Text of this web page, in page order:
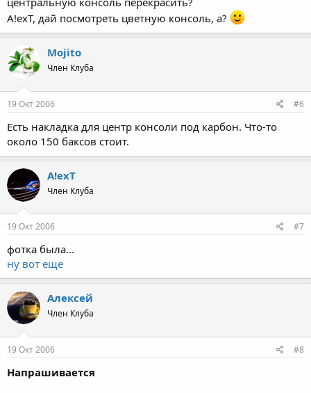
A!exT, дай посмотреть цветную консоль, а?
Mojito
Член Клуба
19 Окт 2006 #6
Есть накладка для центр консоли под карбон. Что-то
около 150 баксов стоит.
A!exT
Член Клуба
19 Окт 2006 #7
фотка была...
ну вот еще
Алексей
Член Клуба
19 Окт 2006 #8
Напрашивается